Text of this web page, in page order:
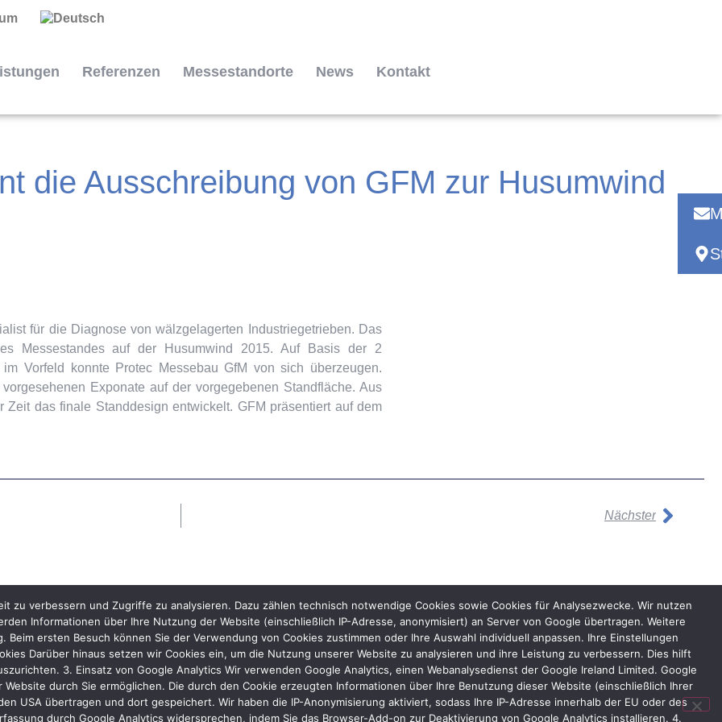
Referenzen Messestandorte News Kontakt
die Ausschreibung von GFM zur Husumwind
für die Diagnose von wälzgelagerten Industriegetrieben. Das
Messestandes auf der Husumwind 2015. Auf Basis der 2
Vorfeld konnte Protec Messebau GfM von sich überzeugen.
Exponate auf der vorgegebenen Standfläche. Aus
das finale Standdesign entwickelt. GFM präsentiert auf dem
Nächster
zu verbessern und Zugriffe zu analysieren. Dazu zählen technisch notwendige Cookies sowie Cookies für Analysezwecke. Wir nutzen
Informationen über Ihre Nutzung der Website (einschließlich IP-Adresse, anonymisiert) an Server von Google übertragen. Weitere
ersten Besuch können Sie der Verwendung von Cookies zustimmen oder Ihre Auswahl individuell anpassen. Ihre Einstellungen
Darüber hinaus setzen wir Cookies ein, um die Nutzung unserer Website zu analysieren und ihre Leistung zu verbessern. Dies hilft
3. Einsatz von Google Analytics Wir verwenden Google Analytics, einen Webanalysedienst der Google Ireland Limited. Google
durch Sie ermöglichen. Die durch den Cookie erzeugten Informationen über Ihre Benutzung dieser Website (einschließlich Ihrer
USA übertragen und dort gespeichert. Wir haben die IP-Anonymisierung aktiviert, sodass Ihre IP-Adresse innerhalb der EU oder des
durch Google Analytics widersprechen, indem Sie das Browser-Add-on zur Deaktivierung von Google Analytics installieren. 4.